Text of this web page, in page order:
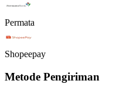
Permata
Shopeepay
Metode Pengiriman